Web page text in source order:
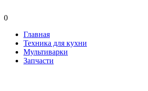
0
Главная
Техника для кухни
Мультиварки
Запчасти